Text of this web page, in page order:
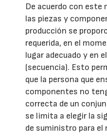
De acuerdo con este
las piezas y
producción se
requerida, en el
lugar adecuado y en
(secuencia). Esto
que la persona que
componentes no
correcta de un
se limita a elegir la
de suministro para el